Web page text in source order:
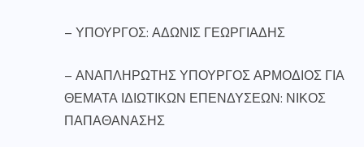
– ΥΠΟΥΡΓΟΣ: ΑΔΩΝΙΣ ΓΕΩΡΓΙΑΔΗΣ
– ΑΝΑΠΛΗΡΩΤΗΣ ΥΠΟΥΡΓΟΣ ΑΡΜΟΔΙΟΣ ΓΙΑ
ΘΕΜΑΤΑ ΙΔΙΩΤΙΚΩΝ ΕΠΕΝΔΥΣΕΩΝ: ΝΙΚΟΣ
ΠΑΠΑΘΑΝΑΣΗΣ